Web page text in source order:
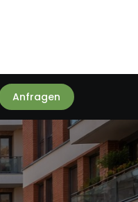
Anfragen